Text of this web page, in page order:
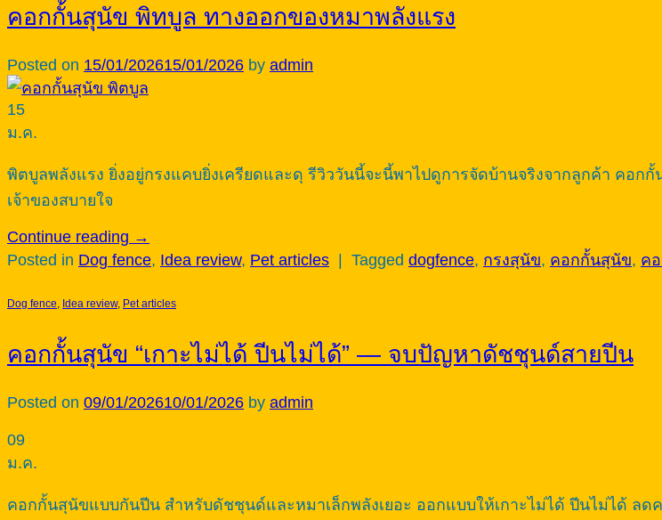
คอกกั้นสุนัข พิทบูล ทางออกของหมาพลังแรง
Posted on 15/01/202615/01/2026 by admin
15
ม.ค.
พิตบูลพลังแรง ยิ่งอยู่กรงแคบยิ่งเครียดและดุ รีวิววันนี้จะนี้พาไปดูการจัดบ้านจริงจากลูกค้า คอก
เจ้าของสบายใจ
Continue reading →
Posted in Dog fence, Idea review, Pet articles Tagged dogfence, กรงสุนัข, คอกกั้นสุนัข, ค
Dog fence, Idea review, Pet articles
คอกกั้นสุนัข “เกาะไม่ได้ ปีนไม่ได้” — จบปัญหาดัชชุนด์สายปีน
Posted on 09/01/202610/01/2026 by admin
09
ม.ค.
คอกกั้นสุนัขแบบกันปีน สำหรับดัชชุนด์และหมาเล็กพลังเยอะ ออกแบบให้เกาะไม่ได้ ปีนไม่ได้ ลด